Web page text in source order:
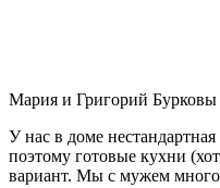
Мария и Григорий Бурковы
У нас в доме
поэтому готовые кухни
вариант. Мы с мужем